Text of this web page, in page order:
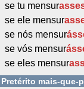
se tu mensur
se ele mensur
se nós mensur
se vós mensur
se eles mensur
Pretérito mais-que-